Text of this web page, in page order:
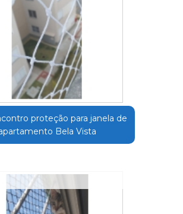
proteção para janela de
Bela Vista